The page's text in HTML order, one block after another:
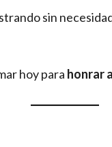
sin
hoy para honrar